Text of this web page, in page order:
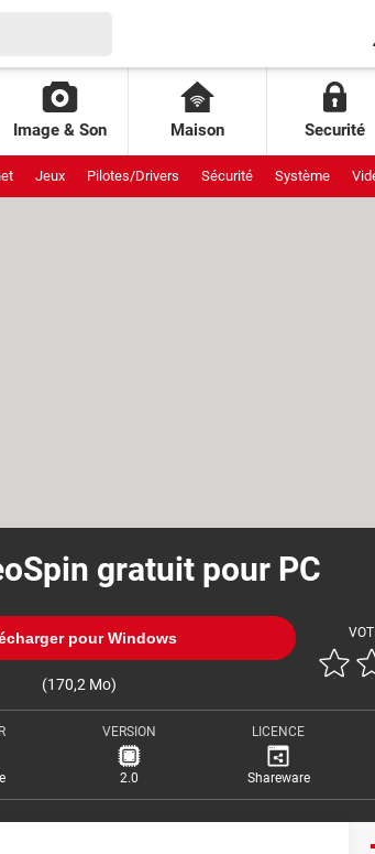
Image & Son Maison Securité
Jeux Pilotes/Drivers Sécurité Système
gratuit pour PC
pour Windows
(170,2 Mo)
VERSION
2.0
LICENCE
Shareware